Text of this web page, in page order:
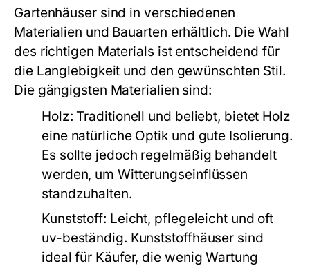
Gartenhäuser sind in verschiedenen
Materialien und Bauarten erhältlich. Die Wahl
des richtigen Materials ist entscheidend für
die Langlebigkeit und den gewünschten Stil.
Die gängigsten Materialien sind:
Holz: Traditionell und beliebt, bietet Holz
eine natürliche Optik und gute Isolierung.
Es sollte jedoch regelmäßig behandelt
werden, um Witterungseinflüssen
standzuhalten.
Kunststoff: Leicht, pflegeleicht und oft
uv-beständig. Kunststoffhäuser sind
ideal für Käufer, die wenig Wartung